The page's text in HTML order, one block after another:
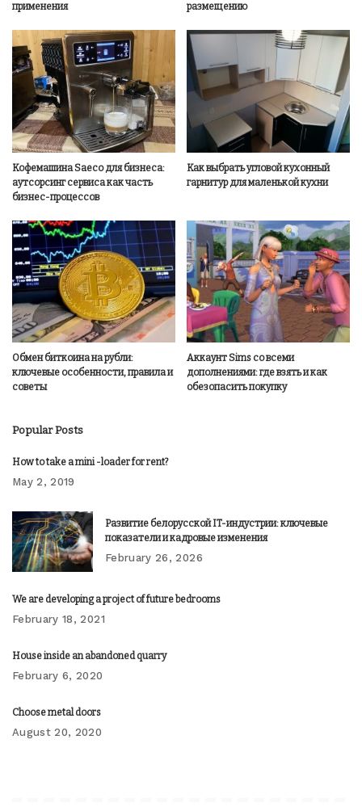
применения
размещению
Кофемашина Saeco для бизнеса:
аутсорсинг сервиса как часть
бизнес-процессов
Как выбрать угловой кухонный
гарнитур для маленькой кухни
Обмен биткоина на рубли:
ключевые особенности, правила и
советы
Аккаунт Sims со всеми
дополнениями: где взять и как
обезопасить покупку
Popular Posts
How to take a mini -loader for rent?
May 2, 2019
Развитие белорусской IT-индустрии: ключевые
показатели и кадровые изменения
February 26, 2026
We are developing a project of future bedrooms
February 18, 2021
House inside an abandoned quarry
February 6, 2020
Choose metal doors
August 20, 2020